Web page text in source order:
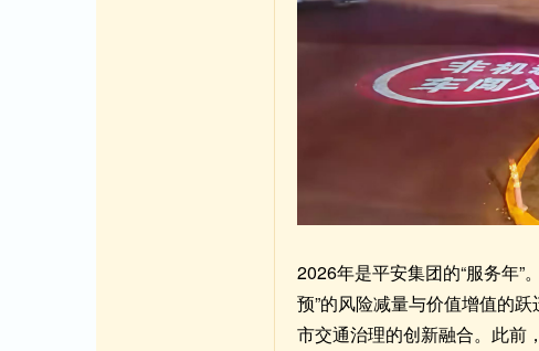
2026年是平安集团的“服务年”
预”的风险减量与价值增值的跃
市交通治理的创新融合。此前